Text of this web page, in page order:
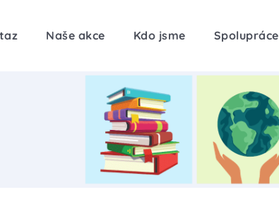
Naše akce Kdo jsme Spolupráce